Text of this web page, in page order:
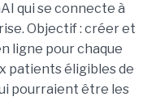
qui se connecte à
Objectif : créer et
ligne pour chaque
patients éligibles de
pourraient être les